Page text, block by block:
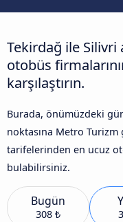
Tekirdağ ile Silivri
otobüs
karşılaştırın.
Burada, önümüzdeki
noktasına Metro
tarifelerinden en ucuz
bulabilirsiniz.
Bugün
308 ₺